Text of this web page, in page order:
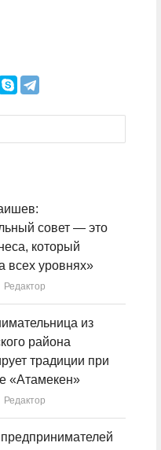
совет — это
который
всех уровнях»
Author
Редактор
из
района
традиции при
«Атамекен»
Author
Редактор